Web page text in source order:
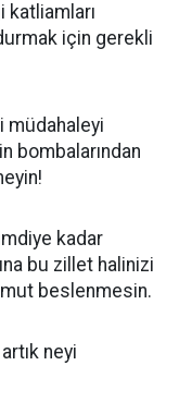
için gerekli
müdahaleyi
bombalarından
kadar
bu zillet halinizi
beslenmesin.
neyi